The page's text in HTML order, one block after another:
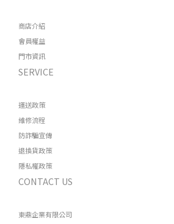
商店介紹
會員權益
門市資訊
SERVICE
運送政策
維修流程
防詐騙宣傳
退換貨政策
隱私權政策
CONTACT US
東鼎企業有限公司